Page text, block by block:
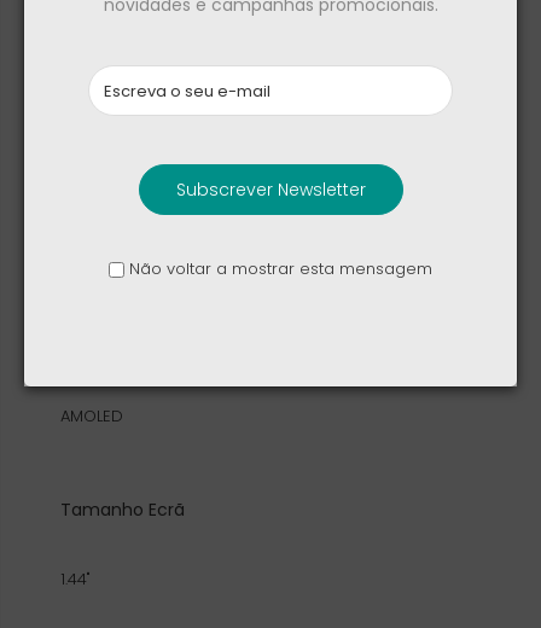
73g ( apenas mostrador)
Construção
| Titânio revestido a DLC - Mostrador
AMOLED
Tamanho Ecrã
1.44"
novidades e campanhas promocionais.
Subscrever Newsletter
Não voltar a mostrar esta mensagem